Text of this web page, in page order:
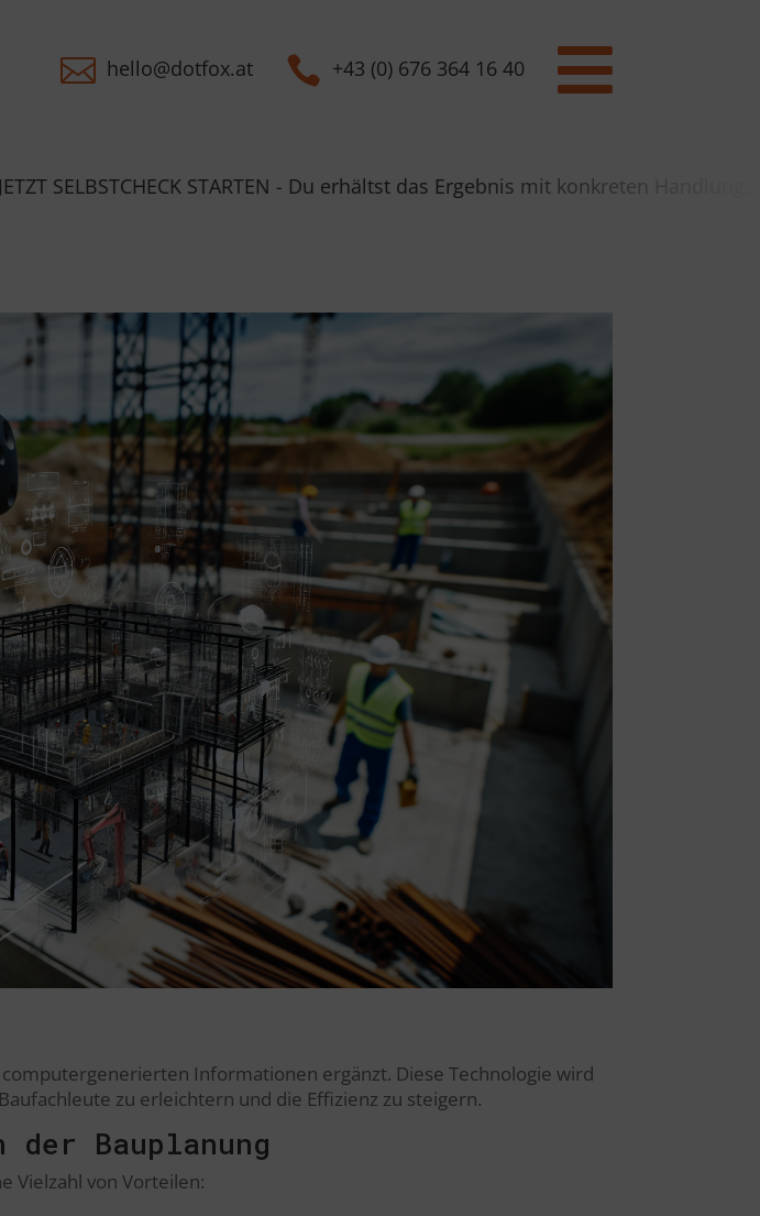
 hello@dotfox.at  +43 (0) 676 364 16 40 
STARTEN - Du erhältst das Ergebnis mit konkreten
Informationen ergänzt. Diese Technologie wird
zu erleichtern und die Effizienz zu steigern.
Bauplanung
Vielzahl von Vorteilen: